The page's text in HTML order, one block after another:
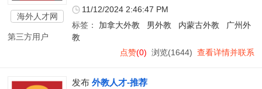
海外人才网
第三方用户
11/12/2024 2:46:47 PM
标签： 加拿大外教 男外教 内蒙古外教
广州外
教
点赞(0) 浏览(1644) 查看详情并联系
发布 外教人才-推荐